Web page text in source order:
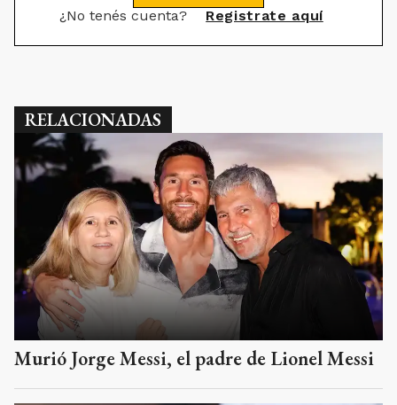
¿No tenés cuenta? Registrate aquí
RELACIONADAS
Murió Jorge Messi, el padre de Lionel Messi